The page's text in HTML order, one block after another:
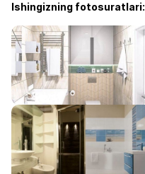
Ishingizning fotosuratlari: